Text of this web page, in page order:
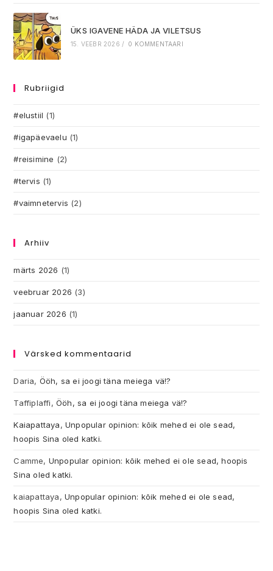
ÜKS IGAVENE HÄDA JA VILETSUS
15. VEEBR 2026 / 0 KOMMENTAARI
Rubriigid
#elustiil (1)
#igapäevaelu (1)
#reisimine (2)
#tervis (1)
#vaimnetervis (2)
Arhiiv
märts 2026 (1)
veebruar 2026 (3)
jaanuar 2026 (1)
Värsked kommentaarid
Daria, Ööh, sa ei joogi täna meiega vä!?
Taffiplaffi,Ööh, sa ei joogi täna meiega vä!?
Kaiapattaya,Unpopular opinion: kõik mehed ei ole sead,
hoopis Sina oled katki.
Camme, Unpopular opinion: kõik mehed ei ole sead, hoopis
Sina oled katki.
kaiapattaya,Unpopular opinion: kõik mehed ei ole sead,
hoopis Sina oled katki.